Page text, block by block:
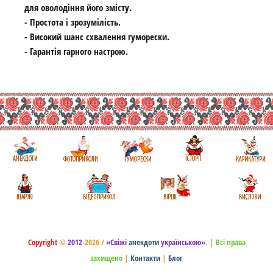
для оволодіння його змісту.
- Простота і зрозумілість.
- Високий шанс схвалення гуморески.
- Гарантія гарного настрою.
Copyright© 2012-2026 /«Свіжіанекдотиукраїнською». | Всі права
захищено | Контакти | Блог